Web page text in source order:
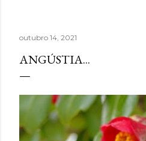
outubro 14, 2021
ANGÚSTIA...